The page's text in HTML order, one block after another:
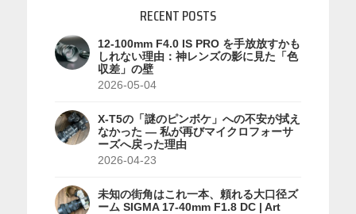
RECENT POSTS
12-100mm F4.0 IS PRO を手放放すかも
しれない理由：神レンズの影に見た「色
収差」の壁
2026-05-04
X-T5の「謎のピンボケ」への不安が拭え
なかった — 私が再びマイクロフォーサ
ーズへ戻った理由
2026-04-23
未知の街角はこれ一本、頼れる大口径ズ
ーム SIGMA 17-40mm F1.8 DC | Art